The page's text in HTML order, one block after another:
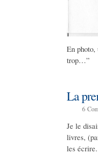
En photo,
trop…”
La
6
Je le
livres,
les écrire.